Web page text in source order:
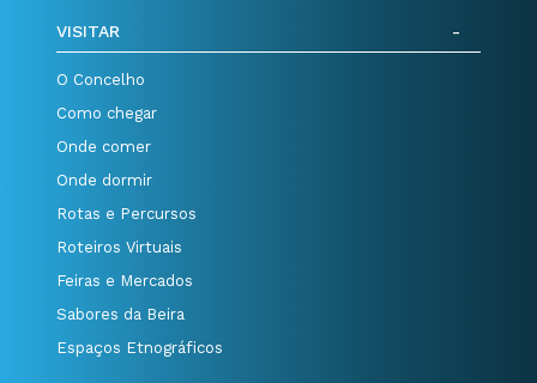
VISITAR
O Concelho
Como chegar
Onde comer
Onde dormir
Rotas e Percursos
Roteiros Virtuais
Feiras e Mercados
Sabores da Beira
Espaços Etnográficos